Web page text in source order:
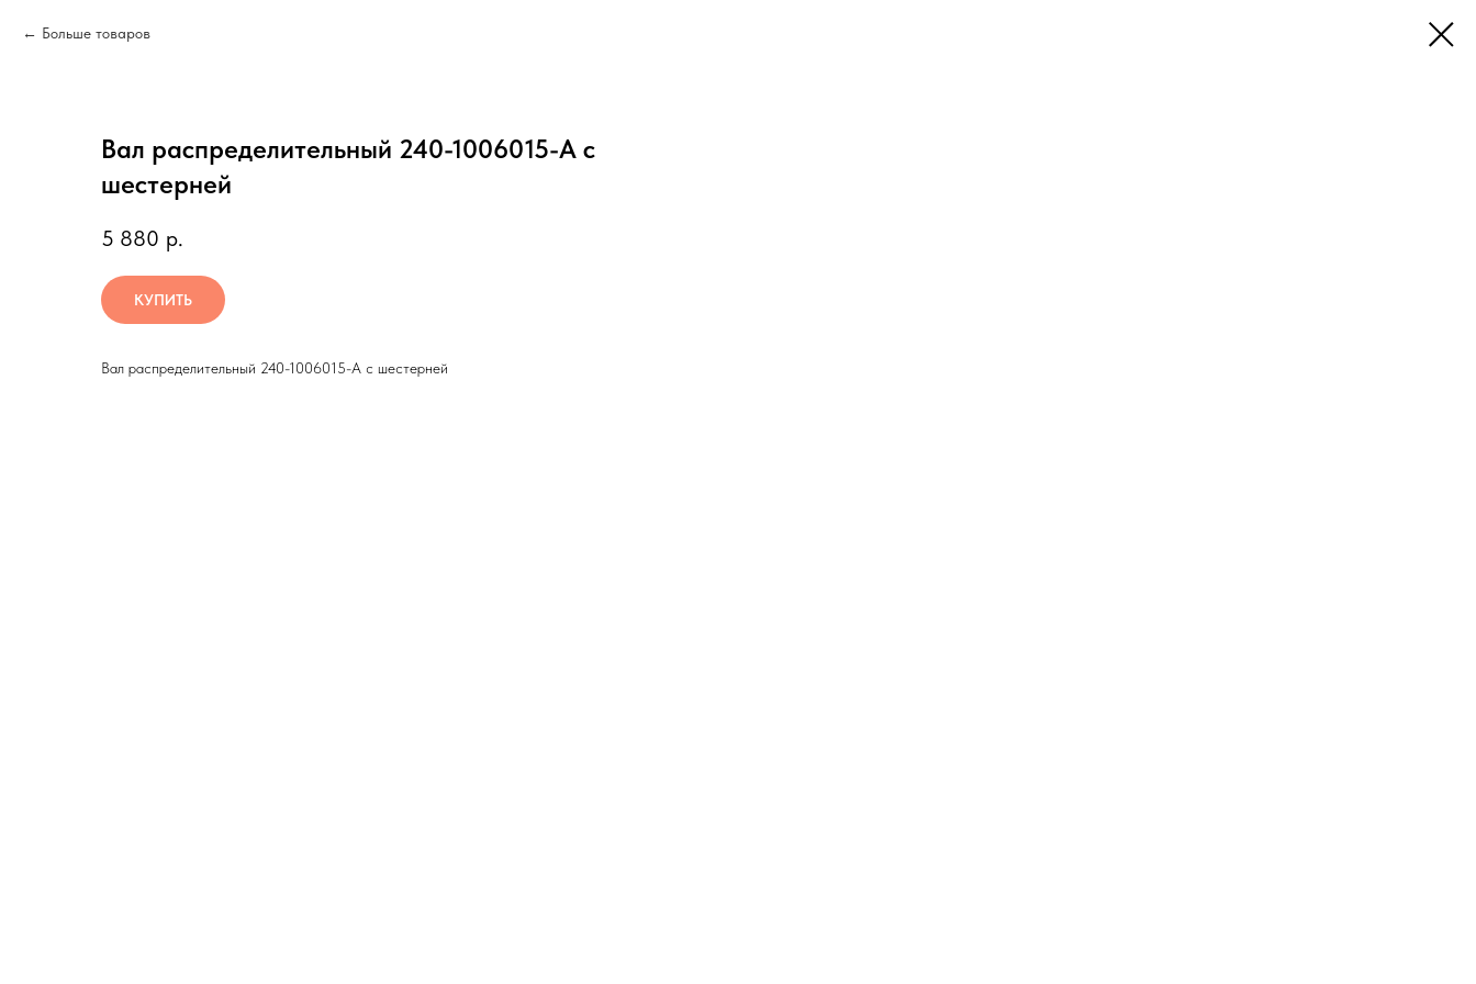
Больше товаров
Вал распределительный 240-1006015-А с
шестерней
5 880 р.
КУПИТЬ
Вал распределительный 240-1006015-А с шестерней